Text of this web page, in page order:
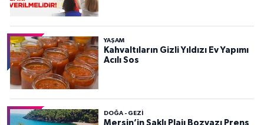
YAŞAM
Kahvaltıların Gizli Yıldızı Ev Yapımı
Acılı Sos
DOĞA - GEZI
Mersin’in Saklı Plajı Bozyazı Prens